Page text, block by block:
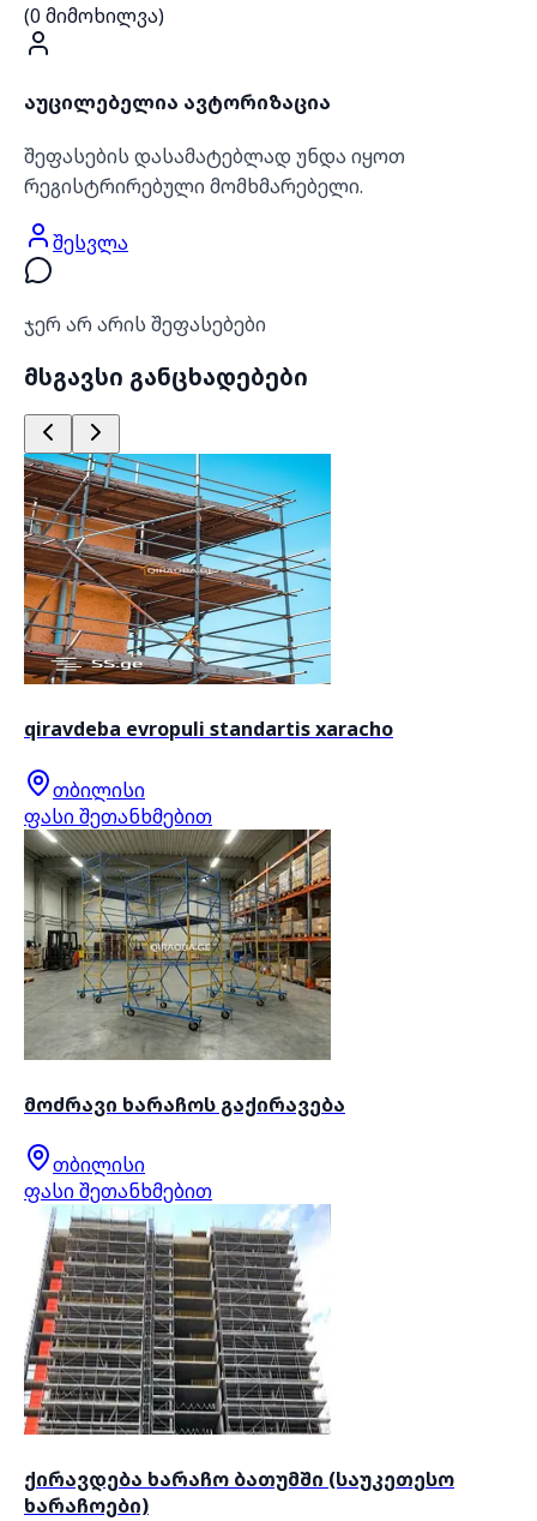
(0მიმოხილვა)
აუცილებელია ავტორიზაცია
შეფასების დასამატებლად უნდა იყოთ
რეგისტრირებული მომხმარებელი.
შესვლა
ჯერ არ არის შეფასებები
მსგავსი განცხადებები
qiravdeba evropuli standartis xaracho
თბილისი
ფასი შეთანხმებით
მოძრავი ხარაჩოს გაქირავება
თბილისი
ფასი შეთანხმებით
ქირავდება ხარაჩო ბათუმში (საუკეთესო
ხარაჩოები)